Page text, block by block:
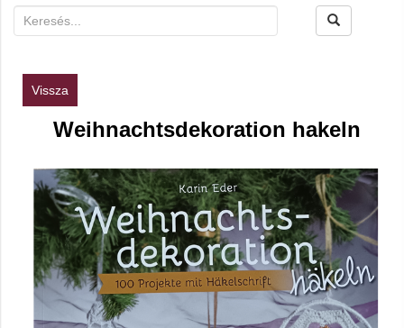
Vissza
Weihnachtsdekoration hakeln